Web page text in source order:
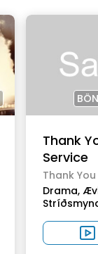
Thank
Service
Thank
Drama,